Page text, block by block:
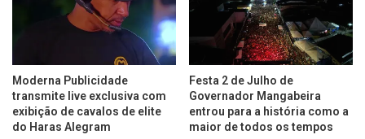
Moderna Publicidade
transmite live exclusiva com
exibição de cavalos de elite
do Haras Alegram
Festa 2 de Julho de
Governador Mangabeira
entrou para a história como a
maior de todos os tempos